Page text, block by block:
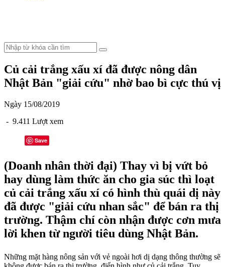
Củ cải trắng xấu xí đã được nông dân
Nhật Bản "giải cứu" nhờ bao bì cực thú vị
Ngày 15/08/2019
- 9.411 Lượt xem
Save
(Doanh nhân thời đại) Thay vì bị vứt bỏ
hay dùng làm thức ăn cho gia súc thì loạt
củ cải trắng xấu xí có hình thù quái dị này
đã được "giải cứu nhan sắc" để bán ra thị
trường. Thậm chí còn nhận được cơn mưa
lời khen từ người tiêu dùng Nhật Bản.
Những mặt hàng nông sản với vẻ ngoài hơi dị dạng thông thường sẽ